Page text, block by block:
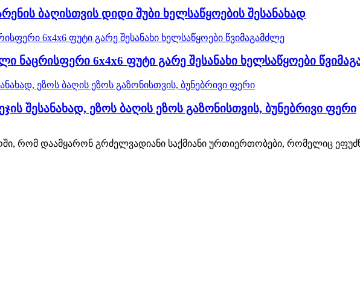
ბაღისთვის დიდი შუბი ხელსაწყოების შესანახად
ნაცრისფერი 6x4x6 ფუტი გარე შესანახი ხელსაწყოები
შესანახად, ეზოს ბაღის ეზოს გაზონისთვის, ბუნებრივი ფერი
დაამყარონ გრძელვადიანი საქმიანი ურთიერთობები, რომელიც